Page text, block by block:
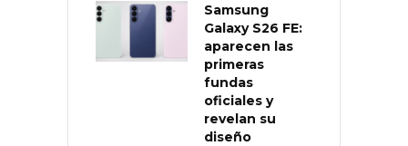
Samsung
Galaxy S26 FE:
aparecen las
primeras
fundas
oficiales y
revelan su
diseño